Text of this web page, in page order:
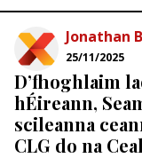
Jonathan
25/11/2025
D’fhoghlaim
hÉireann,
scileanna
CLG do na